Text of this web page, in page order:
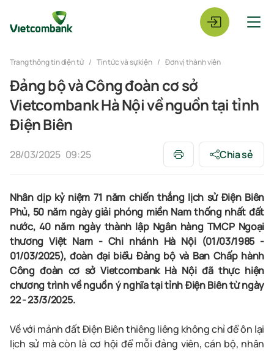
Trang thông tin điện tử Tin tức và sự kiện Đơn vị thành viên
Đảng bộ và Công đoàn cơ sở
Vietcombank Hà Nội về nguồn tại tỉnh
Điện Biên
28/03/2025 09:25 Chia sẻ
Nhân dịp kỷ niệm 71 năm chiến thắng lịch sử Điện Biên
Phủ, 50 năm ngày giải phóng miền Nam thống nhất đất
nước, 40 năm ngày thành lập Ngân hàng TMCP Ngoại
thương Việt Nam - Chi nhánh Hà Nội (01/03/1985 -
01/03/2025), đoàn đại biểu Đảng bộ và Ban Chấp hành
Công đoàn cơ sở Vietcombank Hà Nộiđã thực hiện
chương trình về nguồn ý nghĩa tại tỉnh Điện Biên từ ngày
22 - 23/3/2025.
Về với mảnh đất Điện Biên thiêng liêng không chỉ để ôn lại
lịch sử mà còn là cơ hội để mỗi đảng viên, cán bộ, nhân